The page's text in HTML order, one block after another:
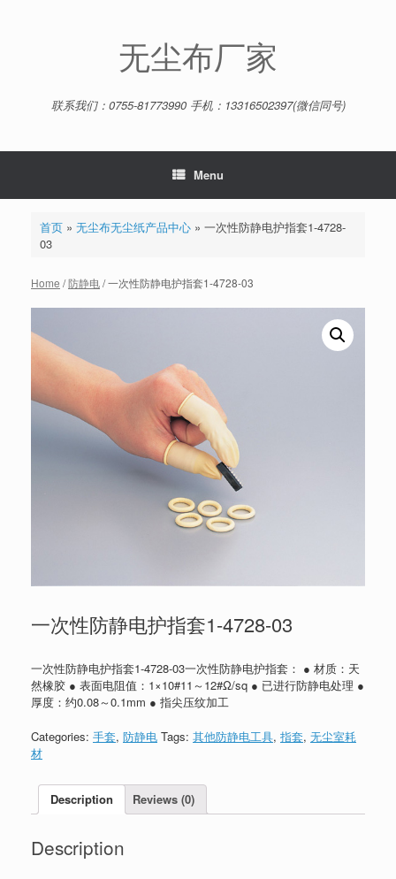
无尘布厂家
联系我们：0755-81773990 手机：13316502397(微信同号)
Menu
首页» 无尘布无尘纸产品中心» 一次性防静电护指套1-4728-
03
Home /防静电/ 一次性防静电护指套1-4728-03
一次性防静电护指套1-4728-03
一次性防静电护指套1-4728-03一次性防静电护指套： ● 材质：天
然橡胶 ● 表面电阻值：1×10#11～12#Ω/sq ● 已进行防静电处理 ●
厚度：约0.08～0.1mm ● 指尖压纹加工
Categories: 手套, 防静电 Tags: 其他防静电工具, 指套, 无尘室耗
材
Description Reviews (0)
Description